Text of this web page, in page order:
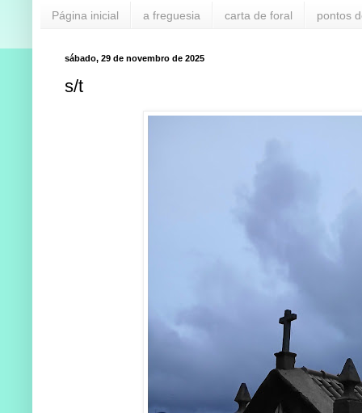
Página inicial a freguesia carta de foral pontos
sábado, 29 de novembro de 2025
s/t